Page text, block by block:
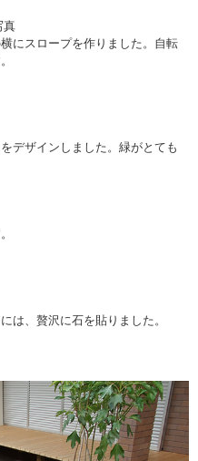
にスロープを作りました。自転
デザインしました。緑がとても
は、贅沢に石を貼りました。